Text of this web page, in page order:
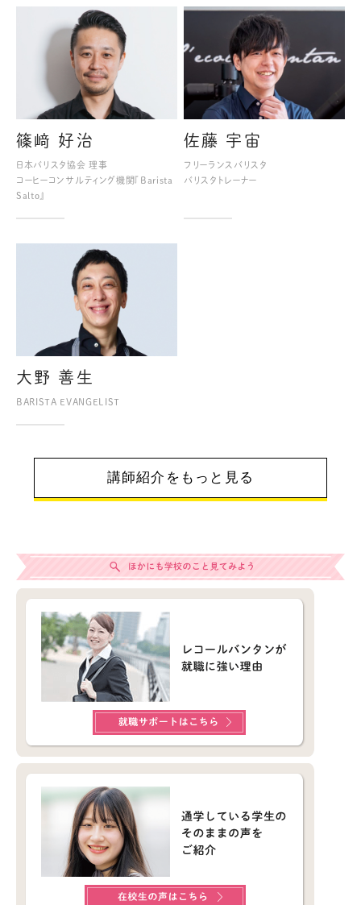
篠﨑 好治
日本バリスタ協会 理事
コーヒーコンサルティング機関『Barista
Salto』
佐藤 宇宙
フリーランスバリスタ
バリスタトレーナー
大野 善生
BARISTA EVANGELIST
講師紹介をもっと見る